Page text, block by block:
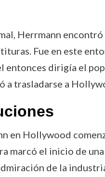
Herrmann
Fue en este
entonces dirigía el
a trasladarse a
en Hollywood
marcó el inicio de
de la